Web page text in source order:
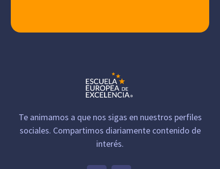
Te animamos a que nos sigas en nuestros perfiles
sociales. Compartimos diariamente contenido de
interés.